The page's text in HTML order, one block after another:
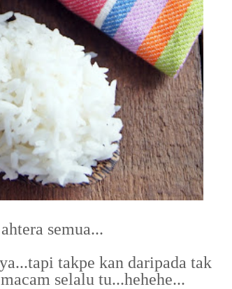
semua...
takpe kan daripada tak
selalu tu...hehehe...